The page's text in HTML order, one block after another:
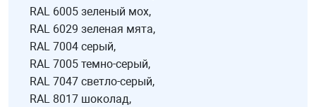
RAL 6005 зеленый мох,
RAL 6029 зеленая мята,
RAL 7004 серый,
RAL 7005 темно-серый,
RAL 7047 светло-серый,
RAL 8017 шоколад,